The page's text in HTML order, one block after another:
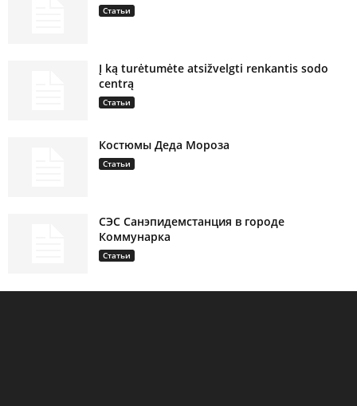
Статьи
Į ką turėtumėte atsižvelgti renkantis sodo
centrą
Статьи
Костюмы Деда Мороза
Статьи
СЭС Санэпидемстанция в городе
Коммунарка
Статьи